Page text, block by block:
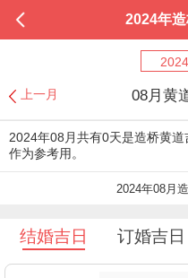
2024年造
上一月 08月黄
2024年08月共有0天是造桥黄
作为参考用。
2024年08月
结婚吉日 订婚吉日